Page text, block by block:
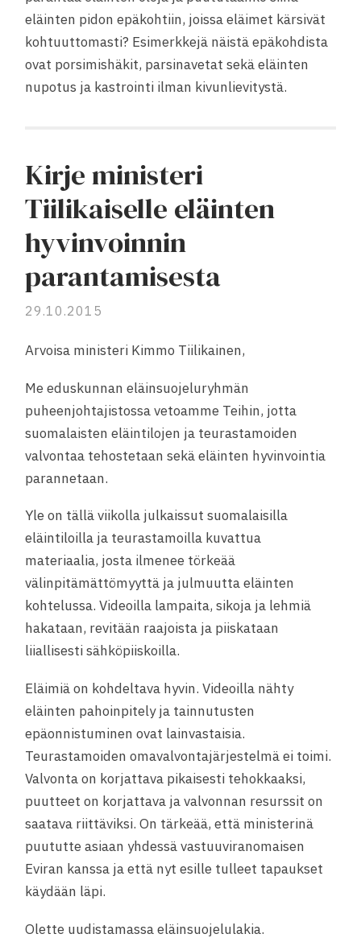
eläinten pidon epäkohtiin, joissa eläimet kärsivät
kohtuuttomasti? Esimerkkejä näistä epäkohdista
ovat porsimishäkit, parsinavetat sekä eläinten
nupotus ja kastrointi ilman kivunlievitystä.
Kirje ministeri
Tiilikaiselle eläinten
hyvinvoinnin
parantamisesta
29.10.2015
Arvoisa ministeri Kimmo Tiilikainen,
Me eduskunnan eläinsuojeluryhmän
puheenjohtajistossa vetoamme Teihin, jotta
suomalaisten eläintilojen ja teurastamoiden
valvontaa tehostetaan sekä eläinten hyvinvointia
parannetaan.
Yle on tällä viikolla julkaissut suomalaisilla
eläintiloilla ja teurastamoilla kuvattua
materiaalia, josta ilmenee törkeää
välinpitämättömyyttä ja julmuutta eläinten
kohtelussa. Videoilla lampaita, sikoja ja lehmiä
hakataan, revitään raajoista ja piiskataan
liiallisesti sähköpiiskoilla.
Eläimiä on kohdeltava hyvin. Videoilla nähty
eläinten pahoinpitely ja tainnutusten
epäonnistuminen ovat lainvastaisia.
Teurastamoiden omavalvontajärjestelmä ei toimi.
Valvonta on korjattava pikaisesti tehokkaaksi,
puutteet on korjattava ja valvonnan resurssit on
saatava riittäviksi. On tärkeää, että ministerinä
puututte asiaan yhdessä vastuuviranomaisen
Eviran kanssa ja että nyt esille tulleet tapaukset
käydään läpi.
Olette uudistamassa eläinsuojelulakia.